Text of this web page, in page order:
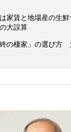
家賃と地場産の生
大誤算
の棲家」の選び方